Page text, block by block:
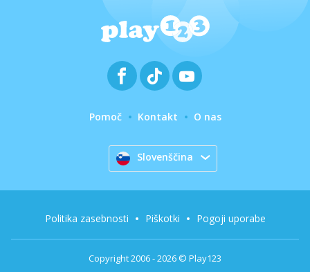
Pomoč Kontakt O nas
Slovenščina
Copyright 2006 - 2026 © Play123
Politika zasebnosti Piškotki Pogoji uporabe